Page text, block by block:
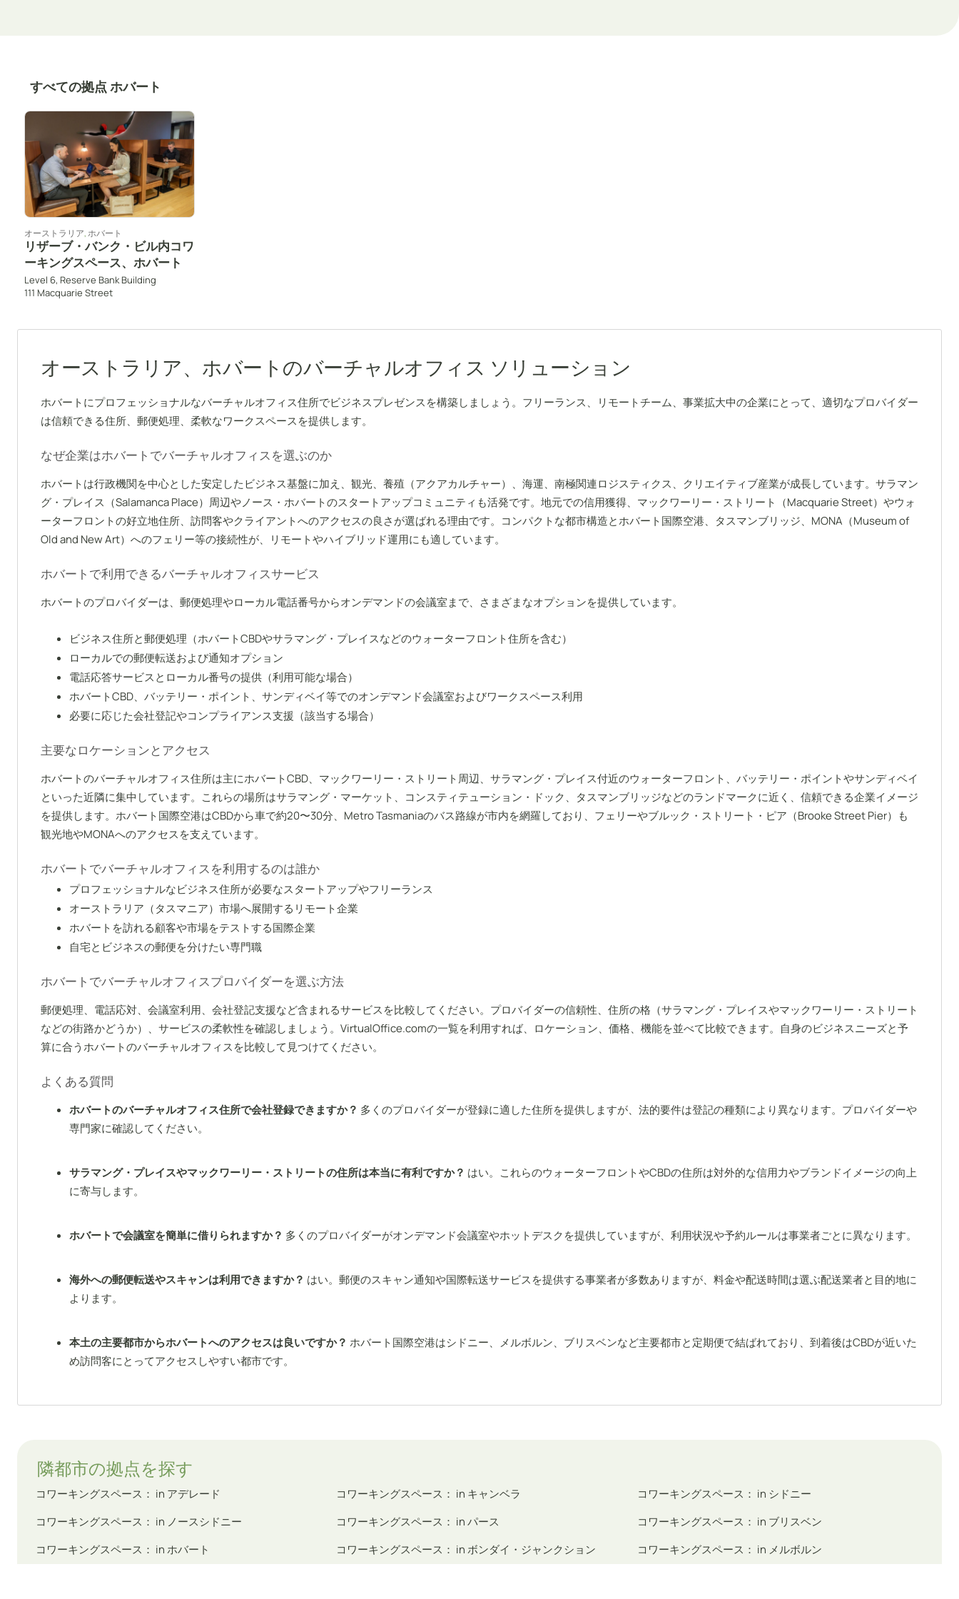
すべての拠点 ホバート
オーストラリア,ホバート
リザーブ・バンク・ビル内コワ
ーキングスペース、ホバート
Level 6, Reserve Bank Building
111 Macquarie Street
オーストラリア、ホバートのバーチャルオフィス ソリューション
ホバートにプロフェッショナルなバーチャルオフィス住所でビジネスプレゼンスを構築しましょう。フリーランス、リモートチーム、事業拡大中の企業にとって、適切なプロバイダー
は信頼できる住所、郵便処理、柔軟なワークスペースを提供します。
なぜ企業はホバートでバーチャルオフィスを選ぶのか
ホバートは行政機関を中心とした安定したビジネス基盤に加え、観光、養殖（アクアカルチャー）、海運、南極関連ロジスティクス、クリエイティブ産業が成長しています。サラマン
グ・プレイス（Salamanca Place）周辺やノース・ホバートのスタートアップコミュニティも活発です。地元での信用獲得、マックワーリー・ストリート（Macquarie Street）やウォ
ーターフロントの好立地住所、訪問客やクライアントへのアクセスの良さが選ばれる理由です。コンパクトな都市構造とホバート国際空港、タスマンブリッジ、MONA（Museum of
Old and New Art）へのフェリー等の接続性が、リモートやハイブリッド運用にも適しています。
ホバートで利用できるバーチャルオフィスサービス
ホバートのプロバイダーは、郵便処理やローカル電話番号からオンデマンドの会議室まで、さまざまなオプションを提供しています。
ビジネス住所と郵便処理（ホバートCBDやサラマング・プレイスなどのウォーターフロント住所を含む）
ローカルでの郵便転送および通知オプション
電話応答サービスとローカル番号の提供（利用可能な場合）
ホバートCBD、バッテリー・ポイント、サンディベイ等でのオンデマンド会議室およびワークスペース利用
必要に応じた会社登記やコンプライアンス支援（該当する場合）
主要なロケーションとアクセス
ホバートのバーチャルオフィス住所は主にホバートCBD、マックワーリー・ストリート周辺、サラマング・プレイス付近のウォーターフロント、バッテリー・ポイントやサンディベイ
といった近隣に集中しています。これらの場所はサラマング・マーケット、コンスティテューション・ドック、タスマンブリッジなどのランドマークに近く、信頼できる企業イメージ
を提供します。ホバート国際空港はCBDから車で約20〜30分、Metro Tasmaniaのバス路線が市内を網羅しており、フェリーやブルック・ストリート・ピア（Brooke Street Pier）も
観光地やMONAへのアクセスを支えています。
ホバートでバーチャルオフィスを利用するのは誰か
プロフェッショナルなビジネス住所が必要なスタートアップやフリーランス
オーストラリア（タスマニア）市場へ展開するリモート企業
ホバートを訪れる顧客や市場をテストする国際企業
自宅とビジネスの郵便を分けたい専門職
ホバートでバーチャルオフィスプロバイダーを選ぶ方法
郵便処理、電話応対、会議室利用、会社登記支援など含まれるサービスを比較してください。プロバイダーの信頼性、住所の格（サラマング・プレイスやマックワーリー・ストリート
などの街路かどうか）、サービスの柔軟性を確認しましょう。VirtualOffice.comの一覧を利用すれば、ロケーション、価格、機能を並べて比較できます。自身のビジネスニーズと予
算に合うホバートのバーチャルオフィスを比較して見つけてください。
よくある質問
ホバートのバーチャルオフィス住所で会社登録できますか？ 多くのプロバイダーが登録に適した住所を提供しますが、法的要件は登記の種類により異なります。プロバイダーや
専門家に確認してください。
サラマング・プレイスやマックワーリー・ストリートの住所は本当に有利ですか？ はい。これらのウォーターフロントやCBDの住所は対外的な信用力やブランドイメージの向上
に寄与します。
ホバートで会議室を簡単に借りられますか？ 多くのプロバイダーがオンデマンド会議室やホットデスクを提供していますが、利用状況や予約ルールは事業者ごとに異なります。
海外への郵便転送やスキャンは利用できますか？ はい。郵便のスキャン通知や国際転送サービスを提供する事業者が多数ありますが、料金や配送時間は選ぶ配送業者と目的地に
よります。
本土の主要都市からホバートへのアクセスは良いですか？ ホバート国際空港はシドニー、メルボルン、ブリスベンなど主要都市と定期便で結ばれており、到着後はCBDが近いた
め訪問客にとってアクセスしやすい都市です。
隣都市の拠点を探す
コワーキングスペース： in アデレード コワーキングスペース： in キャンベラ
コワーキングスペース： in シドニー
コワーキングスペース： in ノースシドニー
コワーキングスペース： in パース
コワーキングスペース： in ブリスベン
コワーキングスペース： in ホバート
コワーキングスペース： in ボンダイ・ジャンクション コワーキングスペース： in メルボルン